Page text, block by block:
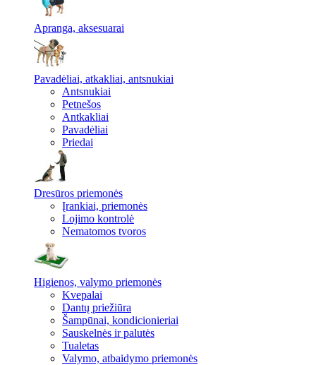
Apranga, aksesuarai
Pavadėliai, atkakliai, antsnukiai
Antsnukiai
Petnešos
Antkakliai
Pavadėliai
Priedai
Dresūros priemonės
Įrankiai, priemonės
Lojimo kontrolė
Nematomos tvoros
Higienos, valymo priemonės
Kvepalai
Dantų priežiūra
Šampūnai, kondicionieriai
Sauskelnės ir palutės
Tualetas
Valymo, atbaidymo priemonės